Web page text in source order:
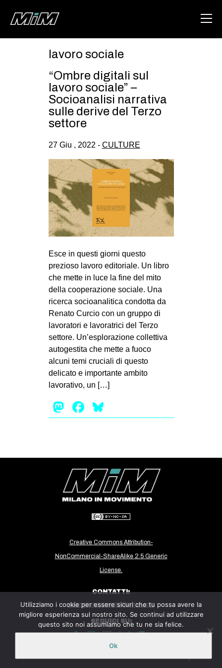
ABOUT
AREA
DEGENERAZIONE
GAZA FREESTYLE
CSOA LAMBRETTA
MSM
STUDENTI TSUNAMI
ZAM
MILANO
SPAZI
SPORT POPOLARE
MOVIMENTI
AMBIENTE
ANTIFASCISMO
DIRITTO ALL’ABITARE
MIGRAZIONI
PRECARIATO
REPRESSIONE
ARTE
CINEMA
RECENSIONI
INTERNAZIONALE
AMERICHE
ESTREMO ORIENTE
EUROPA
MEDIO ORIENTE
MONDO
lavoro sociale
“Ombre digitali sul
lavoro sociale” –
Socioanalisi narrativa
sulle derive del Terzo
settore
27 Giu , 2022 - CULTURE
Esce in questi giorni questo
prezioso lavoro editoriale. Un libro
che mette in luce la fine del mito
della cooperazione sociale. Una
ricerca socioanalitica condotta da
Renato Curcio con un gruppo di
lavoratori e lavoratrici del Terzo
settore. Un’esplorazione collettiva
autogestita che mette a fuoco
alcuni temi cruciali di questo
delicato e importante ambito
lavorativo, un […]
Mastodon
Facebook
Creative Commons Attribution-
NonCommercial-ShareAlike 2.5 Generic
License.
CONTATTI:
milanoinmovimento@gmail.com
SEGUICI SU:
Utilizziamo i cookie per essere sicuri che tu possa avere la
migliore esperienza sul nostro sito. Se continui ad utilizzare
questo sito noi assumiamo che tu ne sia felice.
Ok